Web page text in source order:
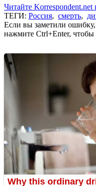
Читайте Korrespondent.net
ТЕГИ: Россия, смерть,
Если вы заметили
нажмите Ctrl+Enter,